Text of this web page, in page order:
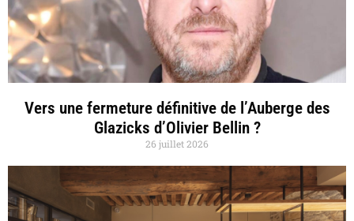
Vers une fermeture définitive de l’Auberge des
Glazicks d’Olivier Bellin ?
26 juillet 2026